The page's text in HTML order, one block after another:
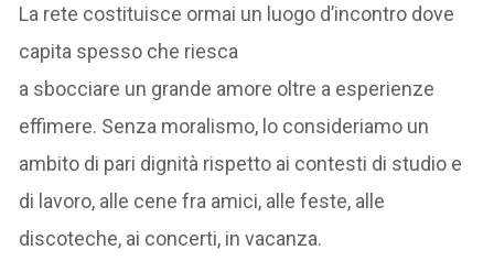
La rete costituisce ormai un luogo d’incontro dove
capita spesso che riesca
a sbocciare un grande amore oltre a esperienze
effimere. Senza moralismo, lo consideriamo un
ambito di pari dignità rispetto ai contesti di studio e
di lavoro, alle cene fra amici, alle feste, alle
discoteche, ai concerti, in vacanza.